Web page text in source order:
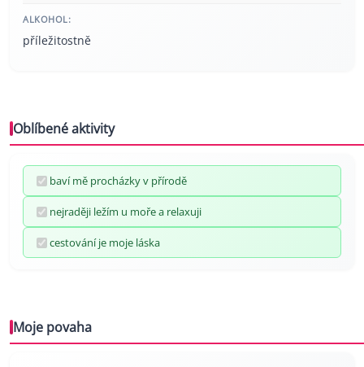
ALKOHOL:
příležitostně
Oblíbené aktivity
baví mě procházky v přírodě
nejraději ležím u moře a relaxuji
cestování je moje láska
Moje povaha